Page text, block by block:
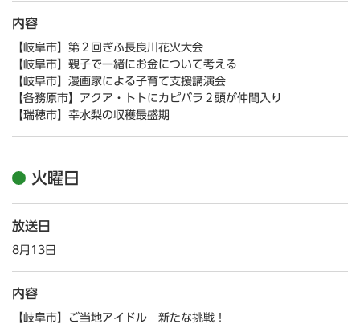
内容
【岐阜市】第２回ぎふ長良川花火大会
【岐阜市】親子で一緒にお金について考える
【岐阜市】漫画家による子育て支援講演会
【各務原市】アクア・トトにカピバラ２頭が仲間入り
【瑞穂市】幸水梨の収穫最盛期
火曜日
放送日
8月13日
内容
【岐阜市】ご当地アイドル 新たな挑戦！